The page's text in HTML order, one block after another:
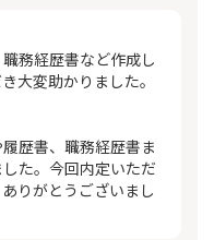
務経歴書など作成し
大変助かりました。
歴書、職務経歴書ま
た。今回内定いただ
りがとうございまし